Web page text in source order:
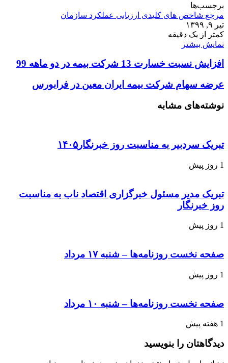
برچسب‌ها
مرجع شاخص های کلیدی ارزیابی عملکرد سازمان
تیر ۹, ۱۳۹۹
کمتر از یک دقیقه
نمایش بیشتر
افزایش نسبت خسارت 13 شرکت بیمه در دو ماهه 99
عرضه سهام شرکت بیمه ایران معین در فرابورس
نوشته‌های مشابه
تبریک سردبیر به مناسبت روز خبرنگار۱۴۰۵
1 روز پیش
تبریک مدیر مسئول خبرگزاری اقتصاد ناب به مناسبت
روز خبرنگار
1 روز پیش
صفحه نخست روزنامه‌ها – شنبه ۱۷ مرداد
1 روز پیش
صفحه نخست روزنامه‌ها – شنبه ۱۰ مرداد
1 هفته پیش
دیدگاهتان را بنویسید